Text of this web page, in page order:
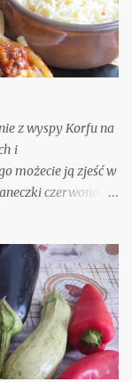
z wyspy Korfu na
i
możecie ją zjeść w
czerwonego
z opinią, że nic nie